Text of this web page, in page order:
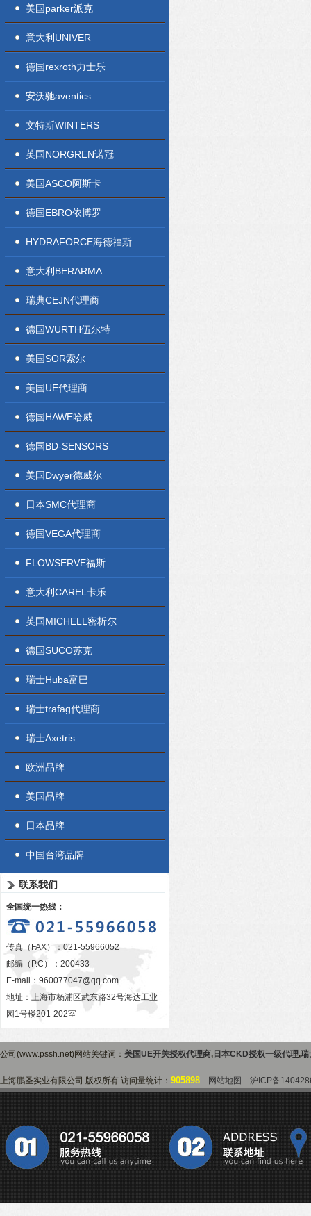
美国parker派克
意大利UNIVER
德国rexroth力士乐
安沃驰aventics
文特斯WINTERS
英国NORGREN诺冠
美国ASCO阿斯卡
德国EBRO依博罗
HYDRAFORCE海德福斯
意大利BERARMA
瑞典CEJN代理商
德国WURTH伍尔特
美国SOR索尔
美国UE代理商
德国HAWE哈威
德国BD-SENSORS
美国Dwyer德威尔
日本SMC代理商
德国VEGA代理商
FLOWSERVE福斯
意大利CAREL卡乐
英国MICHELL密析尔
德国SUCO苏克
瑞士Huba富巴
瑞士trafag代理商
瑞士Axetris
欧洲品牌
美国品牌
日本品牌
中国台湾品牌
联系我们
全国统一热线：
传真（FAX）：021-55966052
邮编（P.C）：200433
E-mail： 960077047@qq.com
地址：上海市杨浦区武东路32号海达工业
园1号楼201-202室
公司(www.pssh.net)网站关键词： 美国UE开关授权代理商, 日本CKD授权一级代理,瑞
上海鹏圣实业有限公司 版权所有 访问量统计： 905898 网站地图 沪ICP备